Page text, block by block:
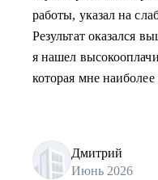
работы, указал на
Результат оказался
я нашел
которая мне наиболее
Дмитрий
Июнь 2026